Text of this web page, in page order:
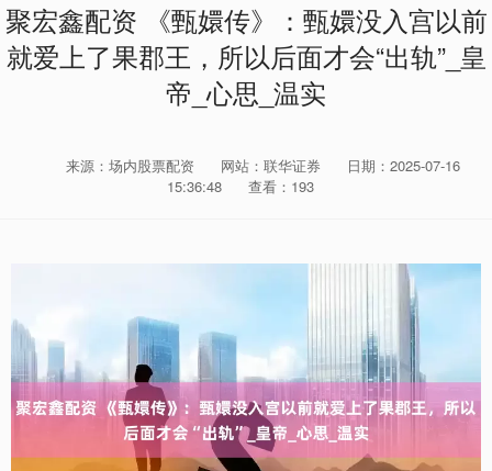
聚宏鑫配资 《甄嬛传》：甄嬛没入宫以前
就爱上了果郡王，所以后面才会“出轨”_皇
帝_心思_温实
来源：场内股票配资 网站：联华证券
日期：2025-07-16
15:36:48
查看：193